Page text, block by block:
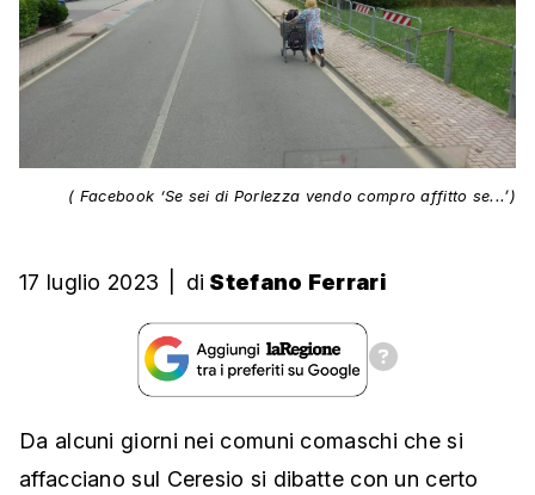
( Facebook ‘Se sei di Porlezza vendo compro affitto se...’)
17 luglio 2023 di Stefano Ferrari
Da alcuni giorni nei comuni comaschi che si
affacciano sul Ceresio si dibatte con un certo